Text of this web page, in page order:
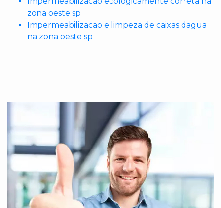
zona oeste sp
Impermeabilizacao e limpeza de caixas dagua
na zona oeste sp